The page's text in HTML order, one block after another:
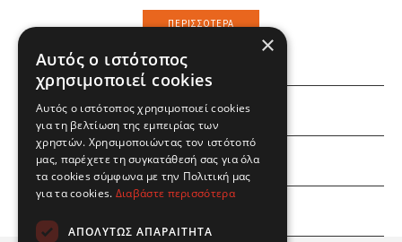
ΠΕΡΙΣΣΌΤΕΡΑ
ΕΜΕΙΣ
ΕΣΕΙΣ
×
Αυτός ο ιστότοπος
χρησιμοποιεί cookies
Αυτός ο ιστότοπος χρησιμοποιεί cookies
για τη βελτίωση της εμπειρίας των
χρηστών. Χρησιμοποιώντας τον ιστότοπό
μας, παρέχετε τη συγκατάθεσή σας για όλα
τα cookies σύμφωνα με την Πολιτική μας
για τα cookies. Διαβάστε περισσότερα
ΑΠΟΛΎΤΩΣ ΑΠΑΡΑΊΤΗΤΑ